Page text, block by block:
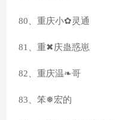
80、重庆小✿灵通
81、重✖庆蛊惑崽
82、重庆温❧哥
83、笨❅宏的